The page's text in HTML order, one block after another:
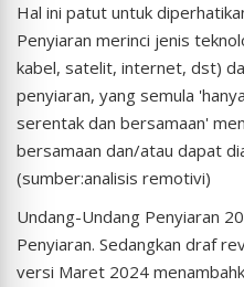
Hal ini patut untuk
Penyiaran merinci jenis
kabel, satelit, internet, dst)
penyiaran, yang semula
serentak dan bersamaan'
bersamaan dan/atau dapat
(sumber:analisis remotivi)
Undang-Undang Penyiaran
Penyiaran. Sedangkan draf
versi Maret 2024